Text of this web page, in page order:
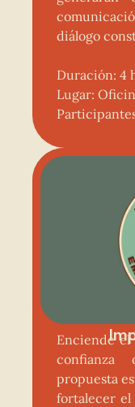
diálogo
Duración: 4
Lugar:
Enciende
confianza
propuesta
fortalecer el